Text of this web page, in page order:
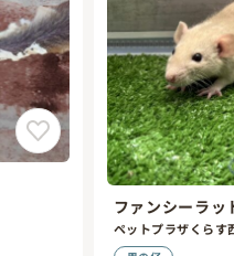
ファンシーラッ
ペットプラザくらす